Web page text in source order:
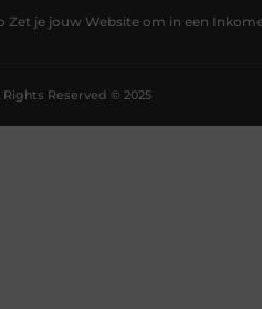
Zet je jouw Website om in een
Rights Reserved © 2025